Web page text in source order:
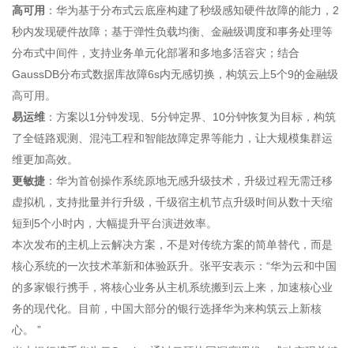
高可用 ：华为基于分布式云底座构建了秒级感知硬件故障的能力，2
秒内发现硬件故障；基于弹性负载均衡、金融级调度和事务处理等
分布式中间件，支持业务单元化部署和多地多活容灾；结合
GaussDB分布式数据库故障6s内无感切换，构筑云上5个9的金融级
高可用。
易运维 ：方案以1分钟发现、5分钟定界、10分钟恢复为目标，构筑
了全链路观测、混沌工程和智能故障定界等能力，让大规模集群运
维更加高效。
更敏捷 ：华为首创操作系统原地无感升级技术，升级过程无需迁移
虚拟机，支持批量并行升级，千级宿主机节点升级时间从数十天缩
短到5个小时内，大幅提升平台演进效率。
本次发布的主机上云解决方案，不是对传统方案的简单替代，而是
核心系统的一次技术革新和体验跃升。张平安表示：“华为云和中国
的多家银行携手，将核心业务从主机系统搬到云上来，加速核心业
务的现代化。目前，中国大部分的银行选择华为来构筑云上新核
心。 ”